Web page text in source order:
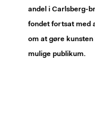
andel i Carlsberg-
fondet fortsat med
om at gøre
mulige publikum.